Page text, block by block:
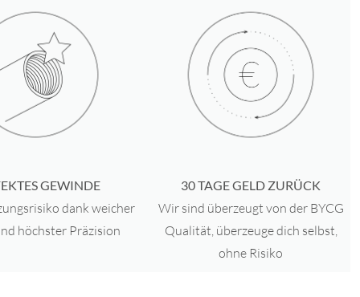
und hochpoliert
SICHERHEIT, KÜRZESTE ABHEILPHASEN
durch unsere
Gewinde
GEWINDE
dank weicher
höchster Präzision
30 TAGE GELD ZURÜCK
Wir sind überzeugt von der BYCG
Qualität, überzeuge dich selbst,
ohne Risiko